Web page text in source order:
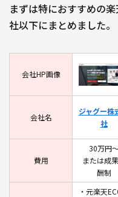
まずは特におすすめの
社以下にまとめました。
会社HP画像
会社名
ジャグー株
社
費用
30万円
または成
酬制
・元楽天